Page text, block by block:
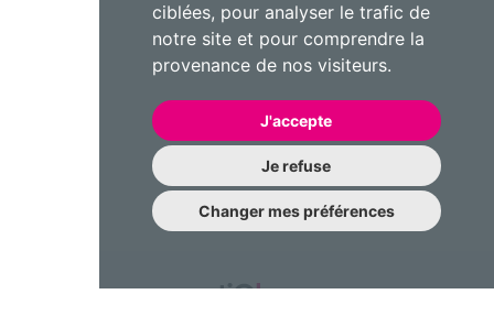
ciblées, pour analyser le trafic de
notre site et pour comprendre la
provenance de nos visiteurs.
J'accepte
Je refuse
Changer mes préférences